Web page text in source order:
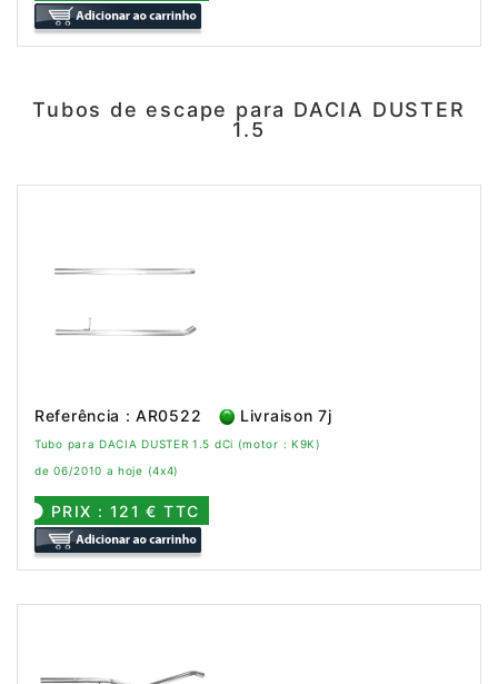
Tubos de escape para DACIA DUSTER
1.5
Referência : AR0522 Livraison 7j
Tubo para DACIA DUSTER 1.5 dCi (motor : K9K)
de 06/2010 a hoje (4x4)
PRIX : 121 € TTC